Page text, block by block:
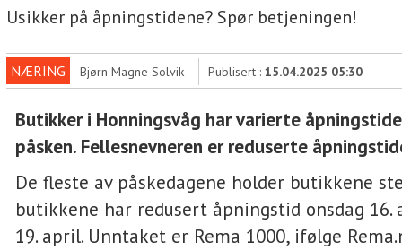
Usikker på åpningstidene? Spør betjeningen!
NÆRING Bjørn Magne Solvik Publisert : 15.04.2025 05:30
Butikker i Honningsvåg har varierte
påsken. Fellesnevneren er reduserte
De fleste av påskedagene holder butikkene
butikkene har redusert åpningstid onsdag 16.
19. april. Unntaket er Rema 1000, ifølge